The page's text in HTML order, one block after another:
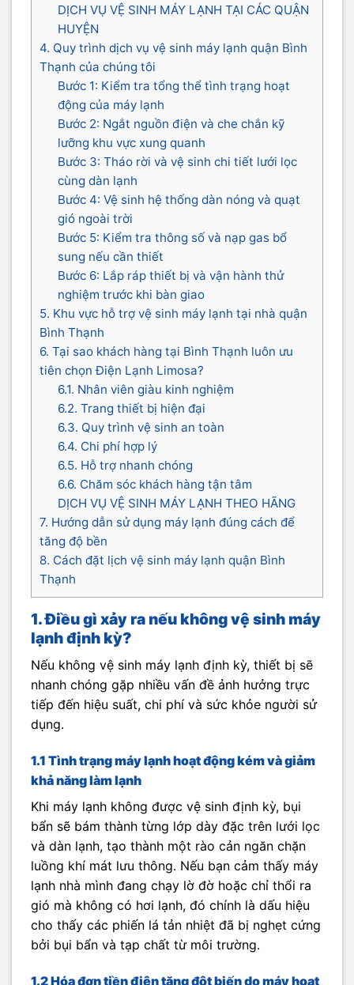
DỊCH VỤ VỆ SINH MÁY LẠNH TẠI CÁC QUẬN
HUYỆN
4. Quy trình dịch vụ vệ sinh máy lạnh quận Bình
Thạnh của chúng tôi
Bước 1: Kiểm tra tổng thể tình trạng hoạt
động của máy lạnh
Bước 2: Ngắt nguồn điện và che chắn kỹ
lưỡng khu vực xung quanh
Bước 3: Tháo rời và vệ sinh chi tiết lưới lọc
cùng dàn lạnh
Bước 4: Vệ sinh hệ thống dàn nóng và quạt
gió ngoài trời
Bước 5: Kiểm tra thông số và nạp gas bổ
sung nếu cần thiết
Bước 6: Lắp ráp thiết bị và vận hành thử
nghiệm trước khi bàn giao
5. Khu vực hỗ trợ vệ sinh máy lạnh tại nhà quận
Bình Thạnh
6. Tại sao khách hàng tại Bình Thạnh luôn ưu
tiên chọn Điện Lạnh Limosa?
6.1. Nhân viên giàu kinh nghiệm
6.2. Trang thiết bị hiện đại
6.3. Quy trình vệ sinh an toàn
6.4. Chi phí hợp lý
6.5. Hỗ trợ nhanh chóng
6.6. Chăm sóc khách hàng tận tâm
DỊCH VỤ VỆ SINH MÁY LẠNH THEO HÃNG
7. Hướng dẫn sử dụng máy lạnh đúng cách để
tăng độ bền
8. Cách đặt lịch vệ sinh máy lạnh quận Bình
Thạnh
1. Điều gì xảy ra nếu không vệ sinh máy
lạnh định kỳ?
Nếu không vệ sinh máy lạnh định kỳ, thiết bị sẽ
nhanh chóng gặp nhiều vấn đề ảnh hưởng trực
tiếp đến hiệu suất, chi phí và sức khỏe người sử
dụng.
1.1 Tình trạng máy lạnh hoạt động kém và giảm
khả năng làm lạnh
Khi máy lạnh không được vệ sinh định kỳ, bụi
bẩn sẽ bám thành từng lớp dày đặc trên lưới lọc
và dàn lạnh, tạo thành một rào cản ngăn chặn
luồng khí mát lưu thông. Nếu bạn cảm thấy máy
lạnh nhà mình đang chạy lờ đờ hoặc chỉ thổi ra
gió mà không có hơi lạnh, đó chính là dấu hiệu
cho thấy các phiến lá tản nhiệt đã bị nghẹt cứng
bởi bụi bẩn và tạp chất từ môi trường.
1.2 Hóa đơn tiền điện tăng đột biến do máy hoạt